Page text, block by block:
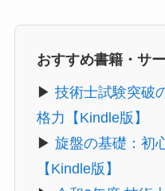
おすすめ書籍・サ
▶ 技術士試験突破
格力【Kindle版】
▶ 旋盤の基礎：初
【Kindle版】